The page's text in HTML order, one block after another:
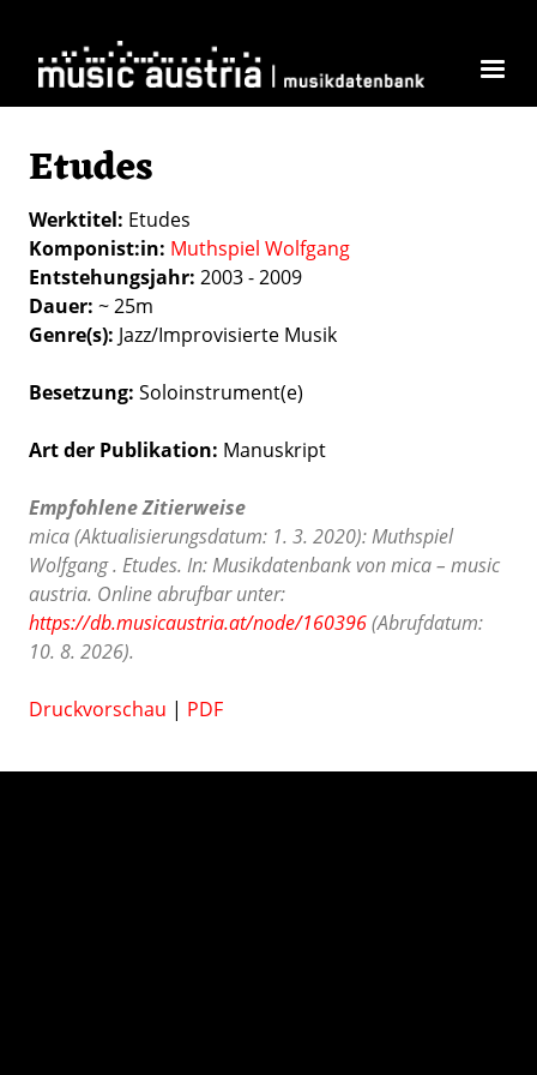
Etudes
Werktitel Etudes
Komponist:in Muthspiel Wolfgang
Entstehungsjahr 2003 - 2009
Dauer ~ 25m
Genre(s) Jazz/Improvisierte Musik
Besetzung Soloinstrument(e)
Art der Publikation Manuskript
Empfohlene Zitierweise
mica (Aktualisierungsdatum: 1. 3. 2020): Muthspiel
Wolfgang . Etudes. In: Musikdatenbank von mica – music
austria. Online abrufbar unter:
https://db.musicaustria.at/node/160396(Abrufdatum:
10. 8. 2026).
Druckvorschau | PDF